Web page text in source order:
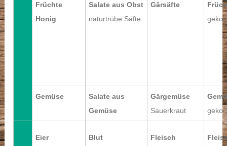
Früchte
Honig
Salate aus Obst
naturtrübe Säfte
Gärsäfte
Gemüse
Salate aus
Gemüse
Gärgemüse
Sauerkraut
Eier Blut
Fleisch